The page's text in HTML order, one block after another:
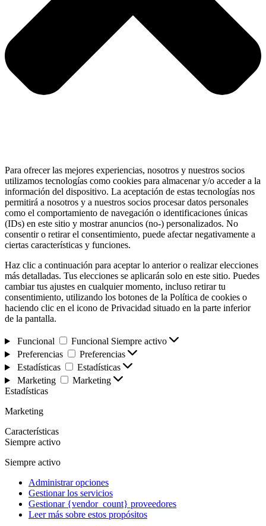
Para ofrecer las mejores experiencias, nosotros y nuestros socios
utilizamos tecnologías como cookies para almacenar y/o acceder a la
información del dispositivo. La aceptación de estas tecnologías nos
permitirá a nosotros y a nuestros socios procesar datos personales
como el comportamiento de navegación o identificaciones únicas
(IDs) en este sitio y mostrar anuncios (no-) personalizados. No
consentir o retirar el consentimiento, puede afectar negativamente a
ciertas características y funciones.
Haz clic a continuación para aceptar lo anterior o realizar elecciones
más detalladas. Tus elecciones se aplicarán solo en este sitio. Puedes
cambiar tus ajustes en cualquier momento, incluso retirar tu
consentimiento, utilizando los botones de la Política de cookies o
haciendo clic en el icono de Privacidad situado en la parte inferior
de la pantalla.
Funcional Funcional Siempre activo
Preferencias
Preferencias
Estadísticas
Estadísticas
Marketing
Marketing
Estadísticas
Marketing
Características
Siempre activo
Siempre activo
Administrar opciones
Gestionar los servicios
Gestionar {vendor_count} proveedores
Leer más sobre estos propósitos